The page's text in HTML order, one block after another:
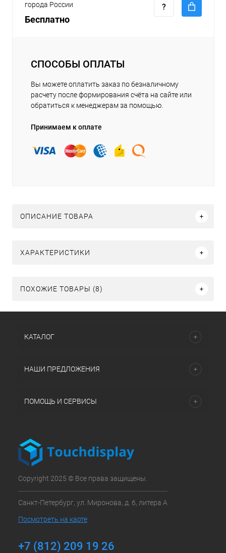
города России
Бесплатно
СПОСОБЫ ОПЛАТЫ
Вы можете оплатить заказ по безналичному
расчету после формирования счёта на сайте или
обратиться к менеджерам за помощью.
Принимаем к оплате
ОПИСАНИЕ ТОВАРА
ХАРАКТЕРИСТИКИ
ПОХОЖИЕ ТОВАРЫ (8)
КАТАЛОГ
НАШИ ПРЕДЛОЖЕНИЯ
ПОМОЩЬ И СЕРВИСЫ
Copyright 2025 © Все права защищены.
Санкт-Петербург, ул. Миронова, д. 6, литера А
Посмотреть на карте
+7 (812) 209 19 26